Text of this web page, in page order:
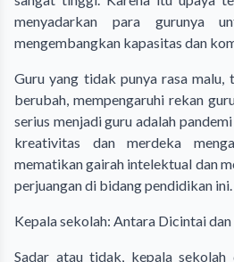
menyadarkan para gurunya
mengembangkan kapasitas dan
Guru yang tidak punya rasa malu,
berubah, mempengaruhi rekan
serius menjadi guru adalah
kreativitas dan merdeka
mematikan gairah intelektual dan
perjuangan di bidang pendidikan ini.
Kepala sekolah: Antara Dicintai
Sadar atau tidak, kepala sekolah